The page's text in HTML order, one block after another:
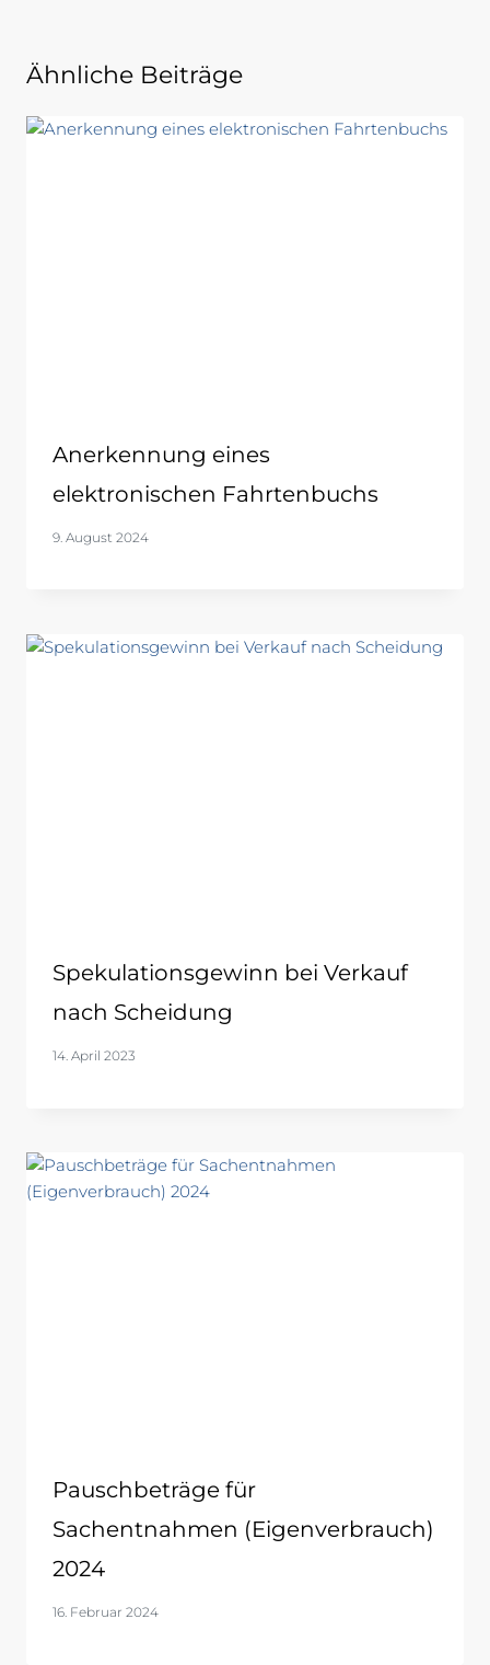
Ähnliche Beiträge
Anerkennung eines
elektronischen Fahrtenbuchs
9. August 2024
Spekulationsgewinn bei Verkauf
nach Scheidung
14. April 2023
Pauschbeträge für
Sachentnahmen (Eigenverbrauch)
2024
16. Februar 2024